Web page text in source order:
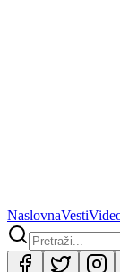
NaslovnaVesti